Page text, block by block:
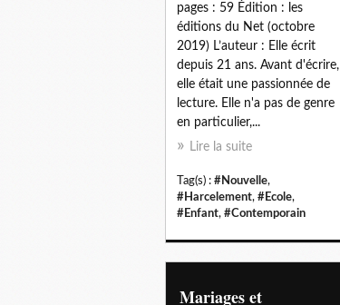
pages : 59 Édition : les
éditions du Net (octobre
2019) L’auteur : Elle écrit
depuis 21 ans. Avant d'écrire,
elle était une passionnée de
lecture. Elle n'a pas de genre
en particulier,...
Lire la suite
Tag(s) : #Nouvelle,
#Harcelement, #Ecole,
#Enfant, #Contemporain
Mariages et